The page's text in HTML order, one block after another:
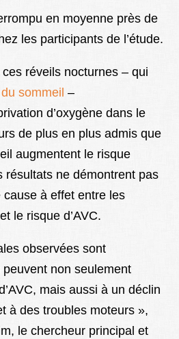
en moyenne près de
les participants de l’étude.
réveils nocturnes – qui
sommeil –
d’oxygène dans le
de plus en plus admis que
augmentent le risque
résultats ne démontrent pas
cause à effet entre les
le risque d’AVC.
observées sont
non seulement
mais aussi à un déclin
à des troubles moteurs »,
le chercheur principal et